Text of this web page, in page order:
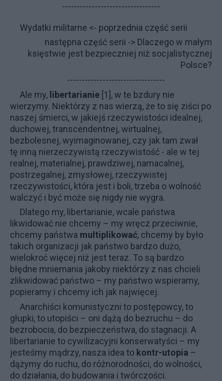
---------------------------------
Wydatki militarne <- poprzednia część serii
następna część serii -> Dlaczego w małym
księstwie jest bezpieczniej niż socjalistycznej
Polsce?
---------------------------------
Ale my, libertarianie [1], w te bzdury nie
wierzymy. Niektórzy z nas wierzą, że to się ziści po
naszej śmierci, w jakiejś rzeczywistości idealnej,
duchowej, transcendentnej, wirtualnej,
bezbolesnej, wyimaginowanej, czy jak tam zwał
tę inną nierzeczywistą rzeczywistość - ale w tej
realnej, materialnej, prawdziwej, namacalnej,
postrzegalnej, zmysłowej, rzeczywistej
rzeczywistości, która jest i boli, trzeba o wolność
walczyć i być może się nigdy nie wygra.
Dlatego my, libertarianie, wcale państwa
likwidować nie chcemy – my wręcz przeciwnie,
chcemy państwa multiplikować, chcemy by było
takich organizacji jak państwo bardzo dużo,
wielokroć więcej niż jest teraz. To są bardzo
błędne mniemania jakoby niektórzy z nas chcieli
zlikwidować państwo – my państwo wspieramy,
popieramy i chcemy ich jak najwięcej.
Anarchiści komunistyczni to postępowcy, to
głupki, to utopiści – oni dążą do bezruchu – do
bezrobocia, do bezpieczeństwa, do stagnacji. A
libertarianie to cywilizacyjni konserwatyści – my
jesteśmy mądrzy, nasza idea to kontr-utopia –
dążymy do ruchu, do różnorodności, do wolności,
do działania, do budowania i twórczości.